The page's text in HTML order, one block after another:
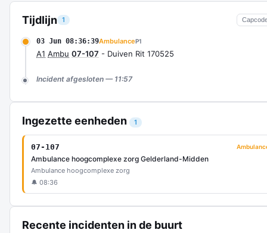
Tijdlijn 1
03 Jun 08:36:39AmbulanceP1
A1 Ambu 07-107 - Duiven Rit 170525
Incident afgesloten — 11:57
Ingezette eenheden 1
07-107
Ambulance hoogcomplexe zorg Gelderland-Midden
Ambulance hoogcomplexe zorg
🔔 08:36
Recente incidenten in de buurt